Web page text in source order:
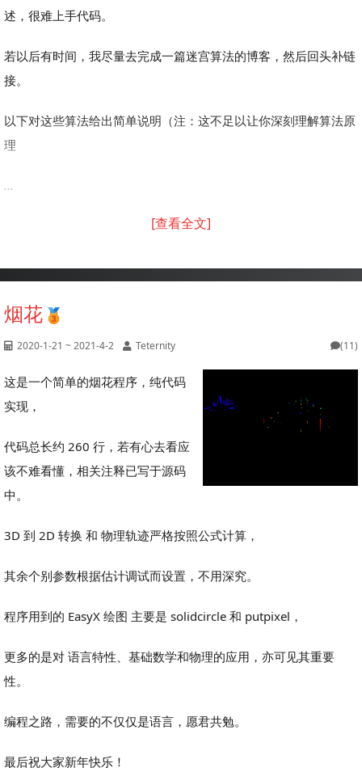
述，很难上手代码。
若以后有时间，我尽量去完成一篇迷宫算法的博客，然后回头补链
接。
以下对这些算法给出简单说明（注：这不足以让你深刻理解算法原
理
...
[查看全文]
烟花
2020-1-21 ~ 2021-4-2 Teternity (11)
这是一个简单的烟花程序，纯代码
实现，
代码总长约 260 行，若有心去看应
该不难看懂，相关注释已写于源码
中。
3D 到 2D 转换 和 物理轨迹严格按照公式计算，
其余个别参数根据估计调试而设置，不用深究。
程序用到的 EasyX 绘图 主要是 solidcircle 和 putpixel，
更多的是对 语言特性、基础数学和物理的应用，亦可见其重要
性。
编程之路，需要的不仅仅是语言，愿君共勉。
最后祝大家新年快乐！